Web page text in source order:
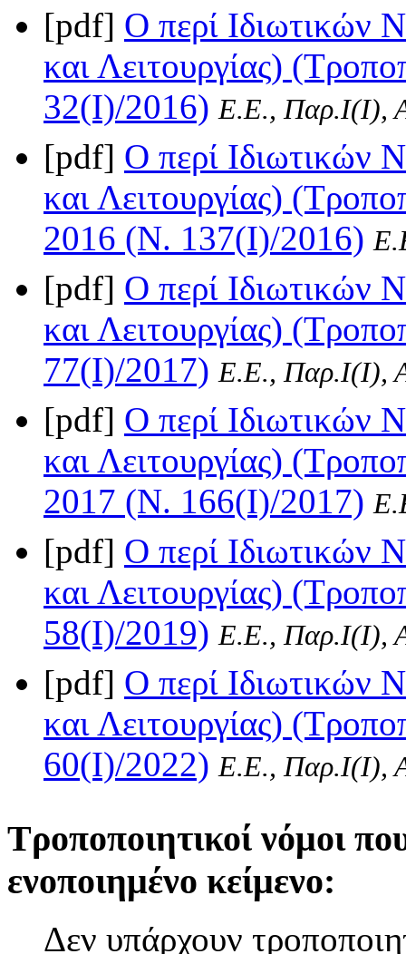
[pdf] Ο περί Ιδιωτικών
και Λειτουργίας)
32(I)/2016) Ε.Ε., Παρ.Ι(I),
[pdf] Ο περί Ιδιωτικών
και Λειτουργίας)
2016 (Ν. 137(I)/2016)
[pdf] Ο περί Ιδιωτικών
και Λειτουργίας)
77(I)/2017) Ε.Ε., Παρ.Ι(I),
[pdf] Ο περί Ιδιωτικών
και Λειτουργίας)
2017 (Ν. 166(I)/2017)
[pdf] Ο περί Ιδιωτικών
και Λειτουργίας)
58(I)/2019) Ε.Ε., Παρ.Ι(I),
[pdf] Ο περί Ιδιωτικών
και Λειτουργίας)
60(I)/2022) Ε.Ε., Παρ.Ι(I),
Τροποποιητικοί νόμοι
ενοποιημένο κείμενο:
Δεν υπάρχουν